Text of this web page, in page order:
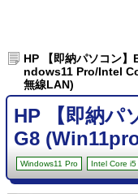
HP 【即納パソコン
ndows11 Pro/Intel
無線LAN)
HP 【即納パ
G8
Windows11 Pro Intel Core